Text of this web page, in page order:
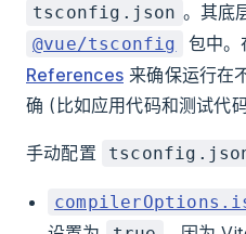
tsconfig.json 。其底
@vue/tsconfig 包中。
References 来确保运行在
确 (比如应用代码和测试代
手动配置